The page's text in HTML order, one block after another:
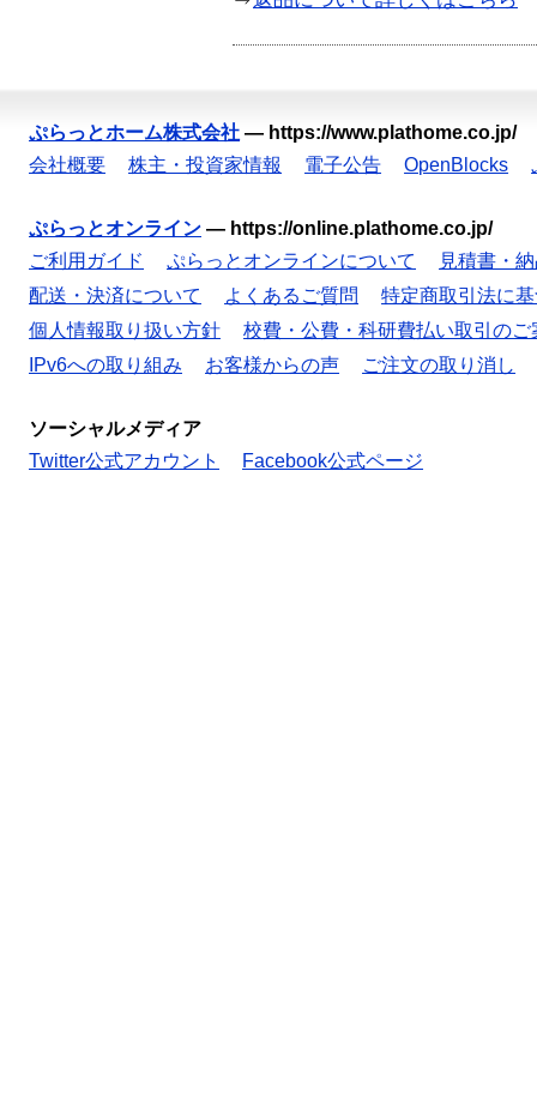
ぷらっとホーム株式会社 — https://www.plathome.co.jp/
会社概要
株主・投資家情報 電子公告 OpenBlocks
ぷらっとオンライン — https://online.plathome.co.jp/
ご利用ガイド
ぷらっとオンラインについて
見積書・
配送・決済について
よくあるご質問
特定商取引法に
個人情報取り扱い方針
校費・公費・科研費払い取引のご
IPv6への取り組み
お客様からの声 ご注文の取り消し
ソーシャルメディア
Twitter公式アカウント
Facebook公式ページ